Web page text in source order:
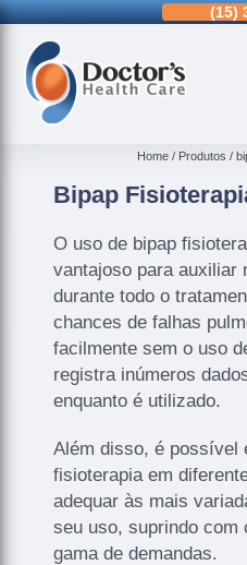
98366-8432 (15)
Home Produtos
Bipap
O uso de bipap
vantajoso para auxiliar
durante todo o
chances de falhas
facilmente sem o uso
registra inúmeros
enquanto é utilizado.
Além disso, é possível
fisioterapia em
adequar às mais
seu uso, suprindo com
gama de demandas.